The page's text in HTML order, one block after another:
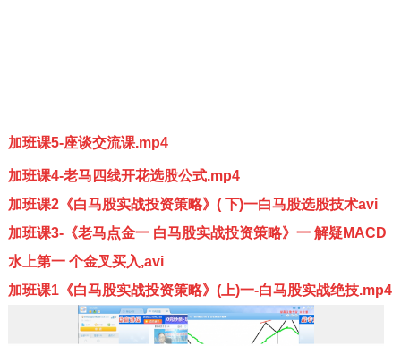
加班课5-座谈交流课.mp4
加班课4-老马四线开花选股公式.mp4
加班课2《白马股实战投资策略》( 下)一白马股选股技术avi
加班课3-《老马点金一 白马股实战投资策略》一 解疑MACD
水上第一 个金叉买入,avi
加班课1《白马股实战投资策略》(上)一-白马股实战绝技.mp4